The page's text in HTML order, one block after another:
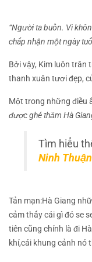
“Người ta buồn. Vì
chấp nhận một ngày
Bởi vậy, Kim luôn trân
thanh xuân tươi đẹp,
Một trong những điều
được ghé thăm Hà
Tìm hiểu
Ninh
Tản mạn:Hà Giang
cảm thấy cái gì đó se
tiên cũng chính là đi
khí,cái khung cảnh nó